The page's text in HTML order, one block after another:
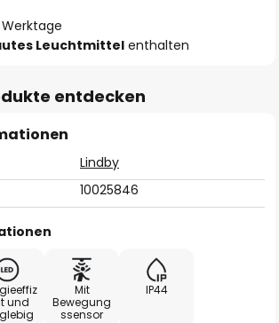
Leuchtmittel enthalten
entdecken
Lindby
10025846
und
Mit
Bewegung
ssensor
IP44